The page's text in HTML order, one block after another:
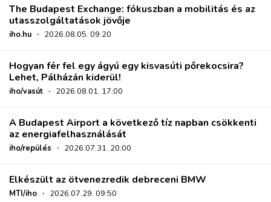
The Budapest Exchange: fókuszban a mobilitás és az
utasszolgáltatások jövője
iho.hu · 2026.08.05. 09:20
Hogyan fér fel egy ágyú egy kisvasúti pőrekocsira?
Lehet, Pálházán kiderül!
iho/vasút · 2026.08.01. 17:00
A Budapest Airport a következő tíz napban csökkenti
az energiafelhasználását
iho/repülés · 2026.07.31. 20:00
Elkészült az ötvenezredik debreceni BMW
MTI/iho · 2026.07.29. 09:50